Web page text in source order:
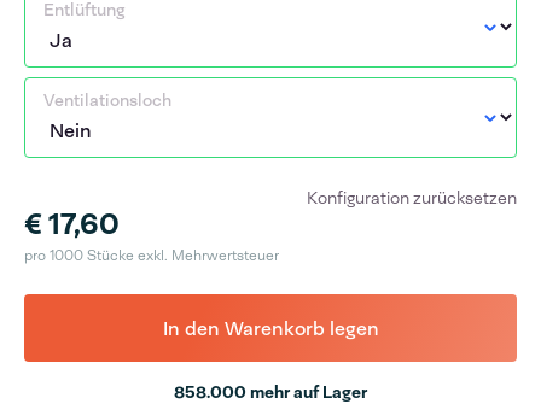
Entlüftung
Ventilationsloch
€ 17,60
pro 1000 Stücke exkl. Mehrwertsteuer
Konfiguration zurücksetzen
In den Warenkorb legen
858.000 mehr auf Lager